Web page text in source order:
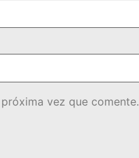
vez que comente.